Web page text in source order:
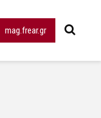
mag.frear.gr